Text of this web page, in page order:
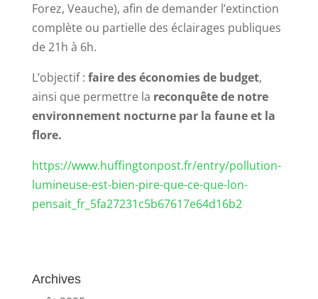
Forez, Veauche), afin de demander l’extinction
complète ou partielle des éclairages publiques
de 21h à 6h.
L’objectif : faire des économies de budget,
ainsi que permettre la reconquête de notre
environnement nocturne par la faune et la
flore.
https://www.huffingtonpost.fr/entry/pollution-
lumineuse-est-bien-pire-que-ce-que-lon-
pensait_fr_5fa27231c5b67617e64d16b2
Archives